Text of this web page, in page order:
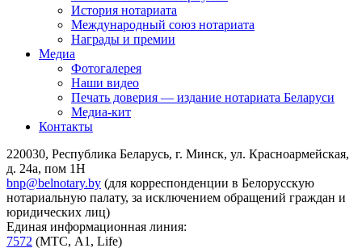
История нотариата
Международный союз нотариата
Награды и премии
Медиа
Фотогалерея
Наши видео
Печать доверия — издание нотариата Беларуси
Медиа-кит
Контакты
220030, Республика Беларусь, г. Минск, ул. Красноармейская,
д. 24а, пом 1Н
bnp@belnotary.by (для корреспонденции в Белорусскую
нотариальную палату, за исключением обращений граждан и
юридических лиц)
Единая информационная линия:
7572 (МТС, A1, Life)